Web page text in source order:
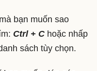
bạn muốn sao
Ctrl + C hoặc nhấp
sách tùy chọn.